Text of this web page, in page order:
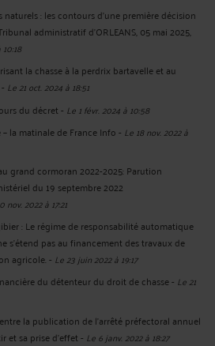
: les contours d’une première décision
administratif d’ORLEANS, 05 mai 2025,
la chasse à la perdrix bartavelle et au
- Le 21 oct. 2024 à 18:51
du décret- Le 1 févr. 2024 à 10:58
la matinale de France Info- Le 18 nov. 2022 à
grand cormoran 2022-2025: Parution
du 19 septembre 2022
nov. 2022 à 17:21
: Le régime de responsabilité automatique
s’étend pas au financement des travaux de
agricole.- Le 23 juin 2022 à 19:17
du détenteur du droit de chasse- Le 21
la publication de l’arrêté préfectoral annuel
et sa prise d’effet- Le 6 janv. 2022 à 18:27